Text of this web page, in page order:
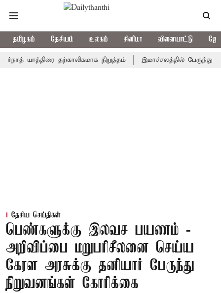
தமிழகம் தேசியம் உலகம் சினிமா விளையாட்டு
தற்காலிகமாக நிறுத்தம் இமாச்சலத்தில் பேருந்து
தேசிய செய்திகள்
பெண்களுக்கு இலவச பயணம் -
அறிவிப்பை மறுபரிசீலனை செய்ய
கேரள அரசுக்கு தனியார் பேருந்து
நிறுவனங்கள் கோரிக்கை